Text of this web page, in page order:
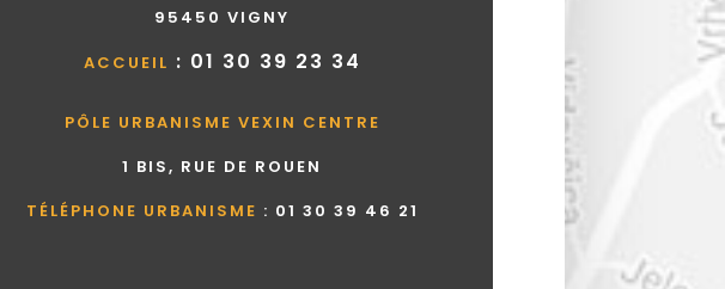
95450 VIGNY
ACCUEIL : 01 30 39 23 34
PÔLE URBANISME VEXIN CENTRE
1 BIS, RUE DE ROUEN
TÉLÉPHONE URBANISME : 01 30 39 46 21